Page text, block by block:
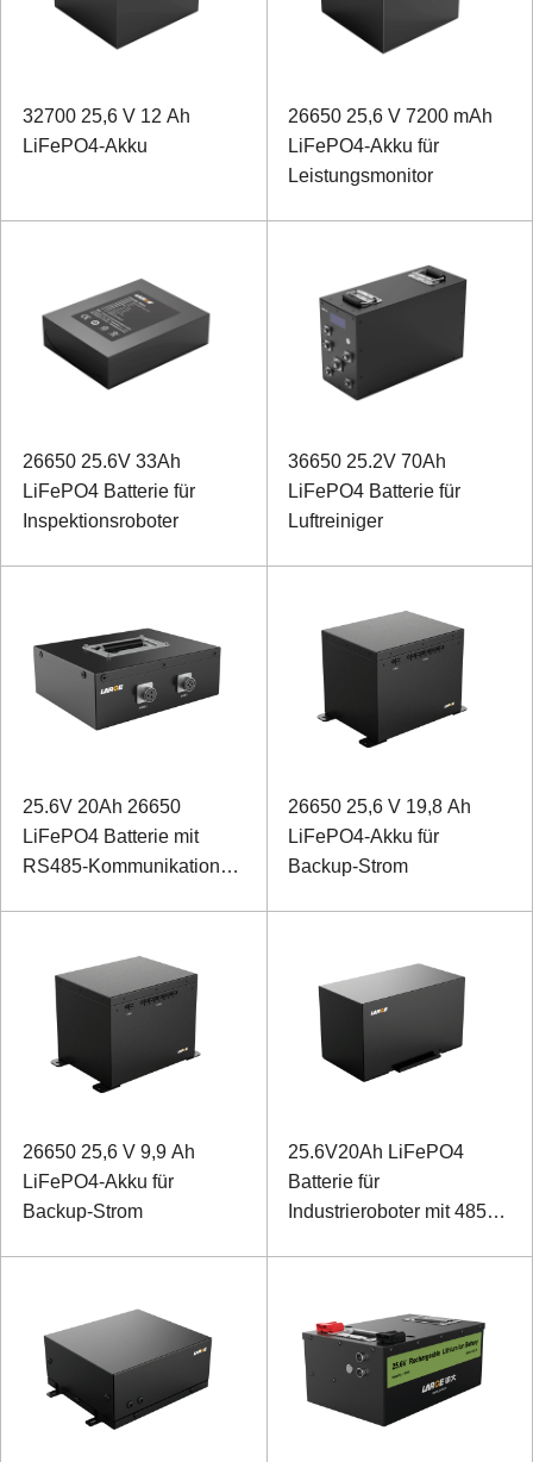
32700 25,6 V 12 Ah
LiFePO4-Akku
26650 25,6 V 7200 mAh
LiFePO4-Akku für
Leistungsmonitor
26650 25.6V 33Ah
LiFePO4 Batterie für
Inspektionsroboter
36650 25.2V 70Ah
LiFePO4 Batterie für
Luftreiniger
25.6V 20Ah 26650
LiFePO4 Batterie mit
RS485-Kommunikation
26650 25,6 V 19,8 Ah
LiFePO4-Akku für
Backup-Strom
26650 25,6 V 9,9 Ah
LiFePO4-Akku für
Backup-Strom
25.6V20Ah LiFePO4
Batterie für
Industrieroboter mit 485